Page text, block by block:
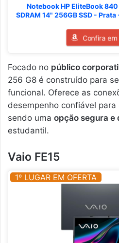
Notebook HP EliteBook 840
SDRAM 14" 256GB SSD -
Confira
Focado no público
256 G8 é construído para
funcional. Oferece as
desempenho confiável
sendo uma opção segura e
estudantil.
Vaio FE15
1º LUGAR EM OFERTA